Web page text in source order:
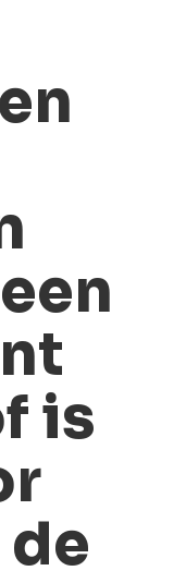
is
de